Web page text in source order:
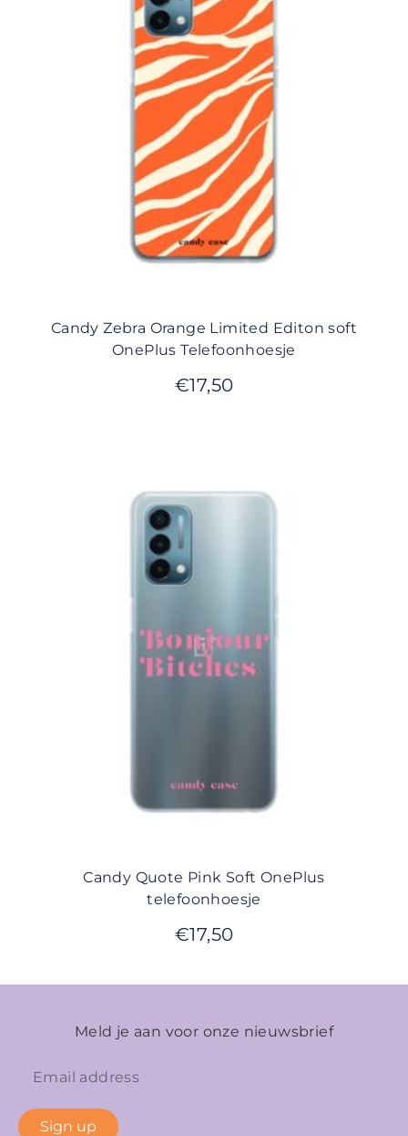
Candy Zebra Orange Limited Editon soft
OnePlus Telefoonhoesje
€17,50
Candy Quote Pink Soft OnePlus
telefoonhoesje
€17,50
Meld je aan voor onze nieuwsbrief
Sign up